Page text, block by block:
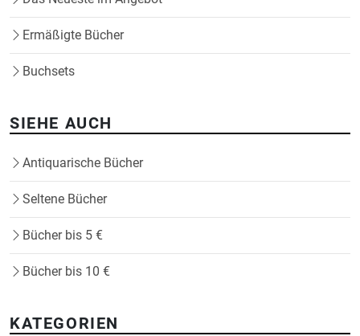
Ermäßigte Bücher
Buchsets
SIEHE AUCH
Antiquarische Bücher
Seltene Bücher
Bücher bis 5 €
Bücher bis 10 €
KATEGORIEN